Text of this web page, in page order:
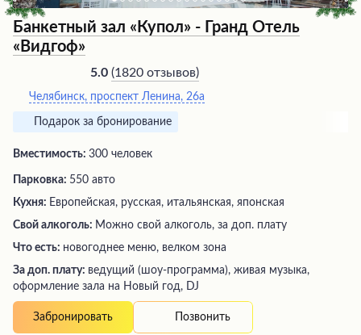
Банкетный зал «Купол» - Гранд Отель
«Видгоф»
5.0 (1820 отзывов)
Челябинск, проспект Ленина, 26а
Подарок за бронирование
Вместимость: 300 человек
Парковка: 550 авто
Кухня: Европейская, русская, итальянская, японская
Свой алкоголь: Можно свой алкоголь, за доп. плату
Что есть: новогоднее меню, велком зона
За доп. плату: ведущий (шоу-программа), живая музыка,
оформление зала на Новый год, DJ
Забронировать Позвонить